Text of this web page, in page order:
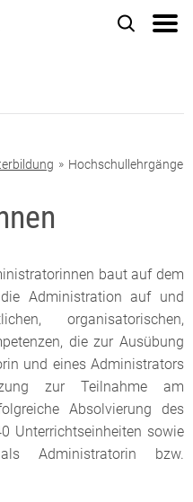
Hochschullehrgänge
baut auf dem
Administration auf und
organisatorischen,
die zur Ausübung
und eines Administrators
zur Teilnahme am
Absolvierung des
Unterrichtseinheiten sowie
Administratorin bzw.